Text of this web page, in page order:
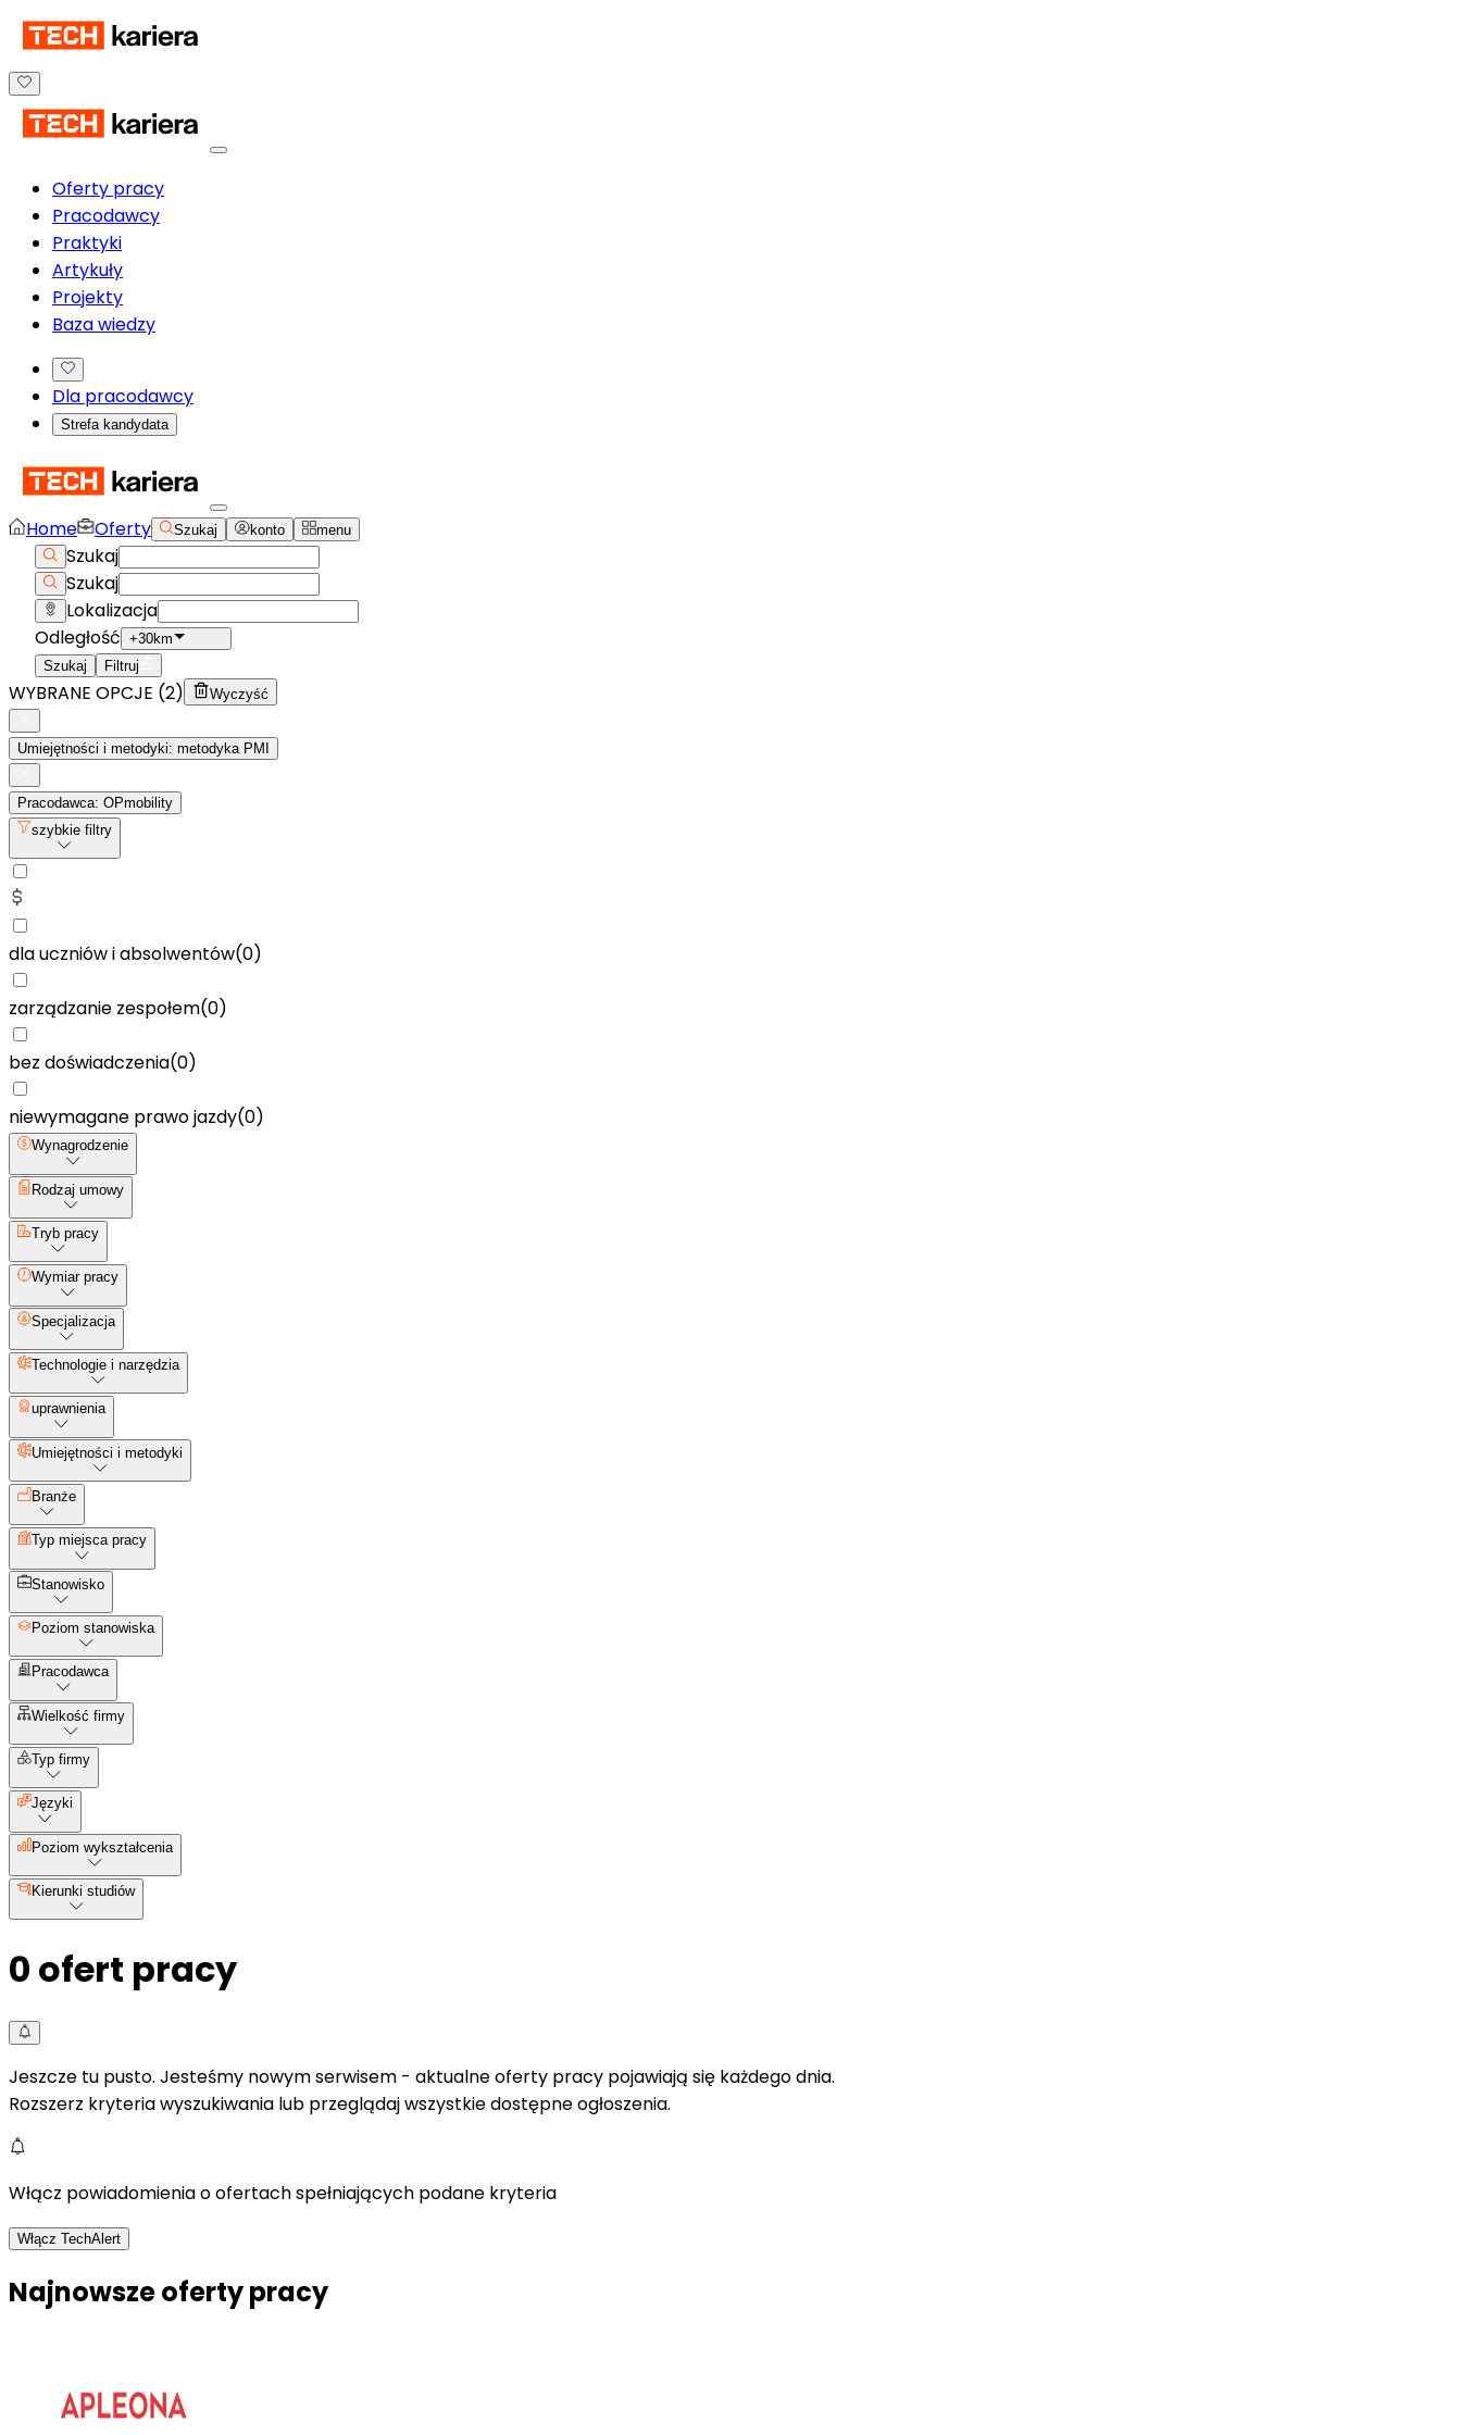
Oferty pracy
Pracodawcy
Praktyki
Artykuły
Projekty
Baza wiedzy
Dla pracodawcy
Strefa kandydata
Home Oferty Szukaj konto menu
Szukaj
Szukaj
Lokalizacja
Odległość +30km
Szukaj
Filtruj
WYBRANE OPCJE (2) Wyczyść
Umiejętności i metodyki: metodyka PMI
Pracodawca: OPmobility
szybkie filtry
dla uczniów i absolwentów(0)
zarządzanie zespołem(0)
bez doświadczenia(0)
niewymagane prawo jazdy(0)
Wynagrodzenie
Rodzaj umowy
Tryb pracy
Wymiar pracy
Specjalizacja
Technologie i narzędzia
uprawnienia
Umiejętności i metodyki
Branże
Typ miejsca pracy
Stanowisko
Poziom stanowiska
Pracodawca
Wielkość firmy
Typ firmy
Języki
Poziom wykształcenia
Kierunki studiów
0 ofert pracy
Jeszcze tu pusto. Jesteśmy nowym serwisem - aktualne oferty pracy pojawiają się każdego dnia.
Rozszerz kryteria wyszukiwania lub przeglądaj wszystkie dostępne ogłoszenia.
Włącz powiadomienia o ofertach spełniających podane kryteria
Włącz TechAlert
Najnowsze oferty pracy